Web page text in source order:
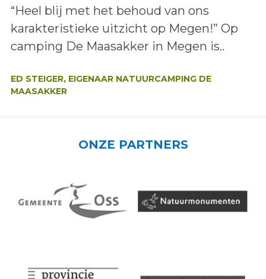
Lees het bericht:
“Heel blij met het behoud van ons
karakteristieke uitzicht op Megen!” Op
camping De Maasakker in Megen is..
ED STEIGER, EIGENAAR NATUURCAMPING DE
MAASAKKER
ONZE PARTNERS